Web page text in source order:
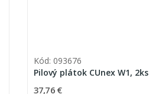
Kód: 093676
Pilový plátok CUnex W1, 2ks
37,76 €